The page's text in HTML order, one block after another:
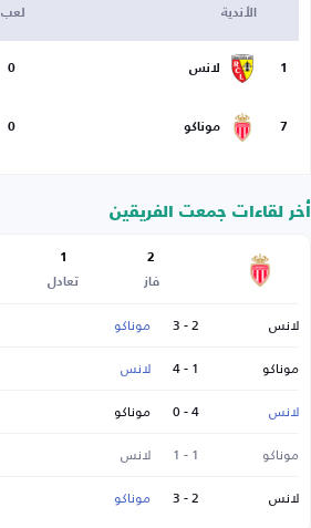
الأندية لعب
1 لانس 0
7 موناكو 0
أخر لقاءات جمعت الفريقين
2
فاز
1
تعادل
لانس 2 - 3 موناكو
موناكو
1 - 4 لانس
لانس
4 - 0 موناكو
موناكو
1 - 1 لانس
لانس
2 - 3 موناكو